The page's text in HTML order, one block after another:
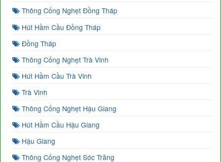
Thông Cống Nghẹt Đồng Tháp
Hút Hầm Cầu Đồng Tháp
Đồng Tháp
Thông Cống Nghẹt Trà Vinh
Hút Hầm Cầu Trà Vinh
Trà Vinh
Thông Cống Nghẹt Hậu Giang
Hút Hầm Cầu Hậu Giang
Hậu Giang
Thông Cống Nghẹt Sóc Trăng